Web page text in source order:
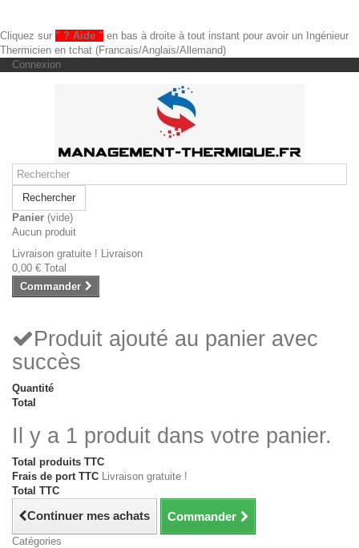
Cliquez sur " ? Aide " en bas à droite à tout instant pour avoir un Ingénieur
Thermicien en tchat (Francais/Anglais/Allemand)
Connexion
Rechercher
Panier (vide)
Aucun produit
Livraison gratuite ! Livraison
0,00 € Total
Commander
Produit ajouté au panier avec
succès
Quantité
Total
Il y a 1 produit dans votre panier.
Total produits TTC
Frais de port TTC Livraison gratuite !
Total TTC
Continuer mes achats Commander
Catégories